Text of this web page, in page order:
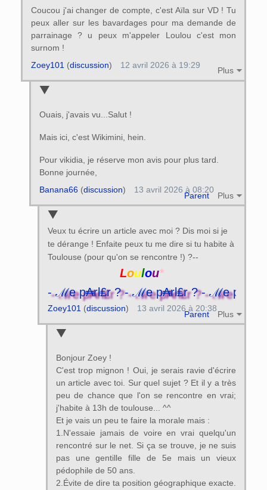
Coucou j'ai changer de compte, c'est Aïla sur VD ! Tu
peux aller sur les bavardages pour ma demande de
parrainage ? u peux m'appeler Loulou c'est mon
surnom !
Plus
Zoey101 (discussion) 12 avril 2026 à 19:29
Ouais, j'avais vu...Salut !
Mais ici, c'est Wikimini, hein.
Pour vikidia, je réserve mon avis pour plus tard.
Bonne journée,
Parent Plus
Banana66(discussion) 13 avril 2026 à 08:20
Veux tu écrire un article avec moi ? Dis moi si je
te dérange ! Enfaite peux tu me dire si tu habite à
Toulouse (pour qu'on se rencontre !) ?--
Loulou*
l₤r ? - ℳe p₳rl₤r ? - ℳe p₳rl₤r ? - ℳe
Parent Plus
Zoey101 (discussion) 13 avril 2026 à 20:38
Bonjour Zoey !
C'est trop mignon ! Oui, je serais ravie d'écrire
un article avec toi. Sur quel sujet ? Et il y a très
peu de chance que l'on se rencontre en vrai;
j'habite à 13h de toulouse... ^^
Et je vais un peu te faire la morale mais :
1.N'essaie jamais de voire en vrai quelqu'un
rencontré sur le net. Si ça se trouve, je ne suis
pas une gentille fille de 5e mais un vieux
pédophile de 50 ans.
2.Évite de dire ta position géographique exacte.